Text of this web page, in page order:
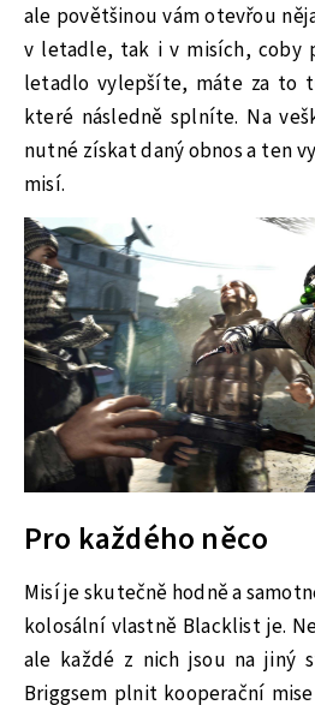
ale povětšinou vám otevřou
v letadle, tak i v misích, coby
letadlo vylepšíte, máte za to
které následně splníte. Na
nutné získat daný obnos a ten
misí.
Pro každého něco
Misí je skutečně hodně a
kolosální vlastně Blacklist je.
ale každé z nich jsou na jiný
Briggsem plnit kooperační